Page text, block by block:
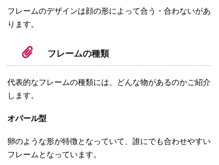
フレームのデザインは顔の形によって合う・合わないがあ
ります。
フレームの種類
代表的なフレームの種類には、どんな物があるのかご紹介
します。
オパール型
卵のような形が特徴となっていて、誰にでも合わせやすい
フレームとなっています。